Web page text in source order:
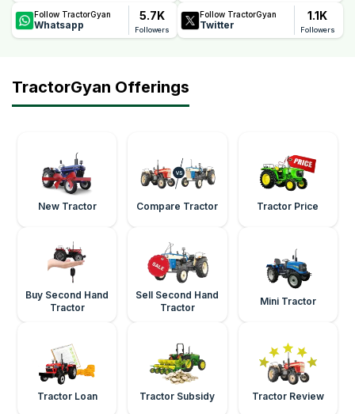
Follow TractorGyan
Whatsapp
5.7K
Followers
Follow TractorGyan
Twitter
1.1K
Followers
TractorGyan Offerings
New Tractor Compare Tractor Tractor Price
Buy Second Hand
Tractor
Sell Second Hand
Tractor
Mini Tractor
Tractor Loan Tractor Subsidy Tractor Review